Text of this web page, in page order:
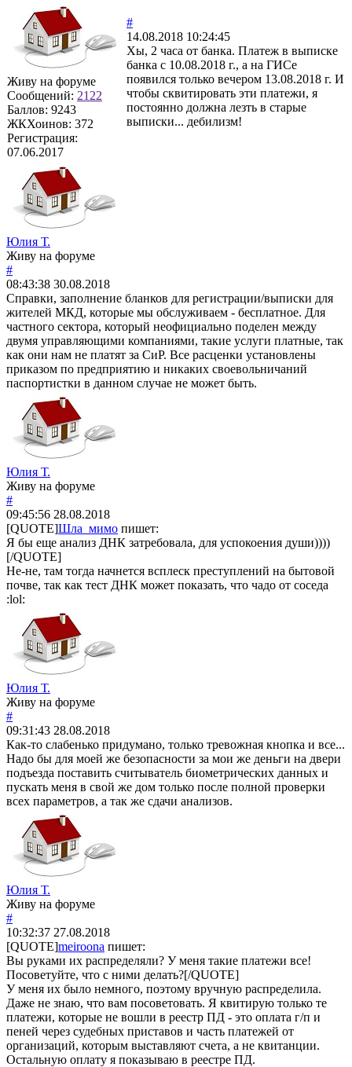
Живу на форуме
Сообщений: 2122
Баллов: 9243
ЖКХоинов: 372
Регистрация:
07.06.2017
#
14.08.2018 10:24:45
Хы, 2 часа от банка. Платеж в выписке
банка с 10.08.2018 г., а на ГИСе
появился только вечером 13.08.2018 г. И
чтобы сквитировать эти платежи, я
постоянно должна лезть в старые
выписки... дебилизм!
Юлия Т.
Живу на форуме
#
08:43:38 30.08.2018
Справки, заполнение бланков для регистрации/выписки для
жителей МКД, которые мы обслуживаем - бесплатное. Для
частного сектора, который неофициально поделен между
двумя управляющими компаниями, такие услуги платные, так
как они нам не платят за СиР. Все расценки установлены
приказом по предприятию и никаких своевольничаний
паспортистки в данном случае не может быть.
Юлия Т.
Живу на форуме
#
09:45:56 28.08.2018
[QUOTE]Шла_мимо пишет:
Я бы еще анализ ДНК затребовала, для успокоения души))))
[/QUOTE]
Не-не, там тогда начнется всплеск преступлений на бытовой
почве, так как тест ДНК может показать, что чадо от соседа
:lol:
Юлия Т.
Живу на форуме
#
09:31:43 28.08.2018
Как-то слабенько придумано, только тревожная кнопка и все...
Надо бы для моей же безопасности за мои же деньги на двери
подъезда поставить считыватель биометрических данных и
пускать меня в свой же дом только после полной проверки
всех параметров, а так же сдачи анализов.
Юлия Т.
Живу на форуме
#
10:32:37 27.08.2018
[QUOTE]meiroona пишет:
Вы руками их распределяли? У меня такие платежи все!
Посоветуйте, что с ними делать?[/QUOTE]
У меня их было немного, поэтому вручную распределила.
Даже не знаю, что вам посоветовать. Я квитирую только те
платежи, которые не вошли в реестр ПД - это оплата г/п и
пеней через судебных приставов и часть платежей от
организаций, которым выставляют счета, а не квитанции.
Остальную оплату я показываю в реестре ПД.